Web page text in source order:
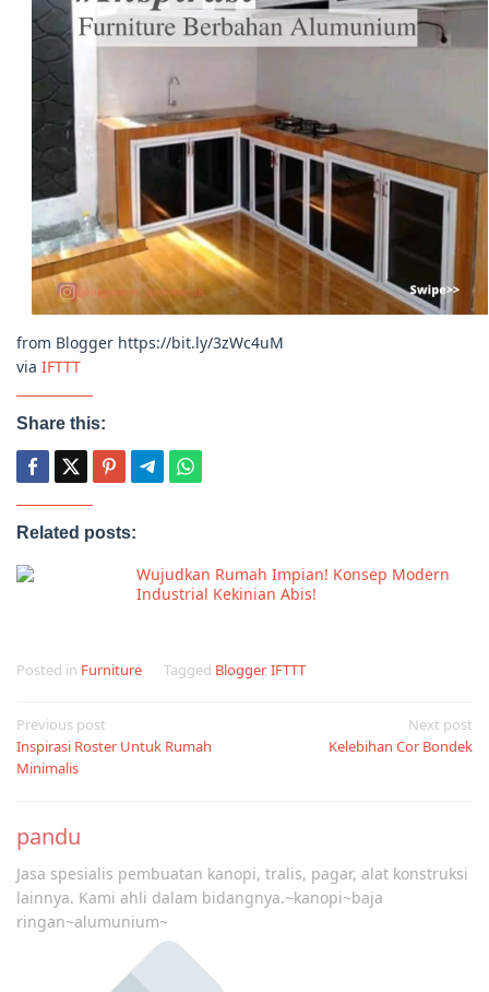
from Blogger https://bit.ly/3zWc4uM
via IFTTT
Share this:
Related posts:
Wujudkan Rumah Impian! Konsep Modern
Industrial Kekinian Abis!
Posted in Furniture Tagged Blogger, IFTTT
Post
navigation
Previous post
Inspirasi Roster Untuk Rumah
Minimalis
Next post
Kelebihan Cor Bondek
pandu
Jasa spesialis pembuatan kanopi, tralis, pagar, alat konstruksi
lainnya. Kami ahli dalam bidangnya.~kanopi~baja
ringan~alumunium~